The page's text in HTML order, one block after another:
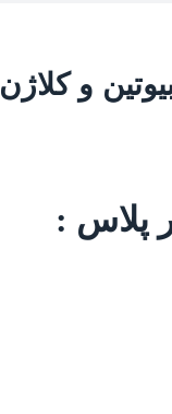
و کلاژن
پلاس :